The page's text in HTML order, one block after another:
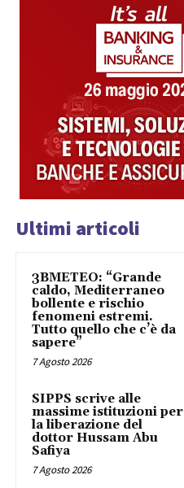
Ultimi articoli
3BMETEO: “Grande
caldo, Mediterraneo
bollente e rischio
fenomeni estremi.
Tutto quello che c’è da
sapere”
7 Agosto 2026
SIPPS scrive alle
massime istituzioni per
la liberazione del
dottor Hussam Abu
Safiya
7 Agosto 2026